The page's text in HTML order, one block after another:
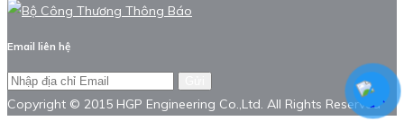
Email liên hệ
Copyright © 2015 HGP Engineering Co.,Ltd. All Rights Reserved